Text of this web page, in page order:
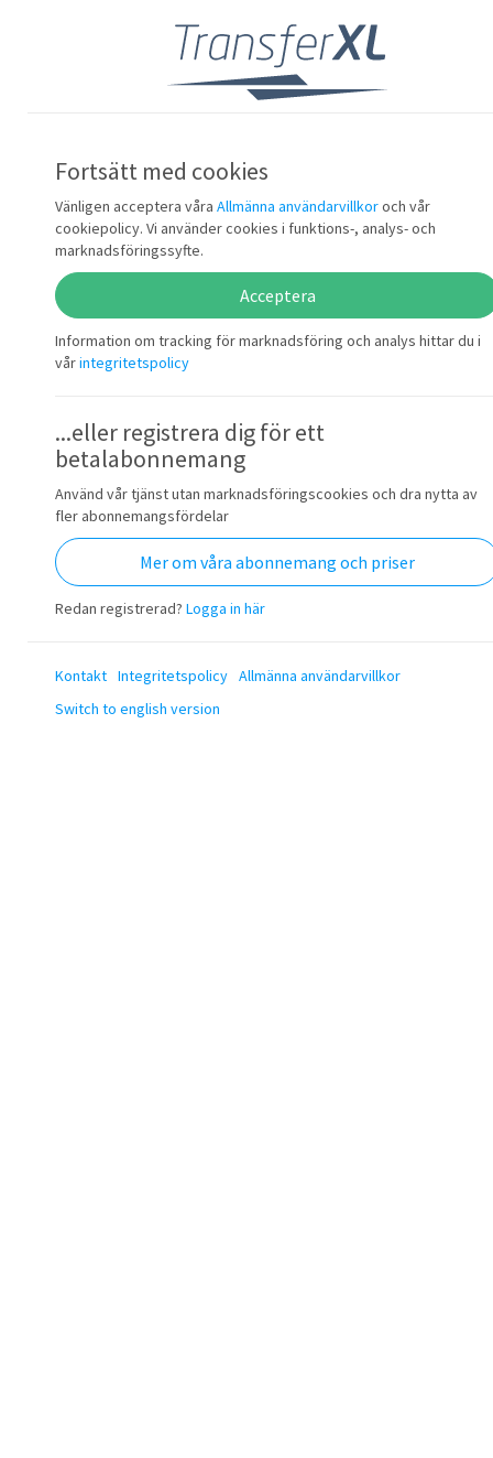
Överför filer...
10 ggr snabbare
Fortsätt med cookies
Vänligen acceptera våra Allmänna användarvillkoroch vår
cookiepolicy. Vi använder cookies i funktions-, analys- och
marknadsföringssyfte.
Acceptera
Information om tracking för marknadsföring och analys hittar du i
vårintegritetspolicy
...eller registrera dig för ett
betalabonnemang
Använd vår tjänst utan marknadsföringscookies och dra nytta av
fler abonnemangsfördelar
Mer om våra abonnemang och priser
Redan registrerad? Logga in här
Kontakt Integritetspolicy Allmänna användarvillkor
Switch to english version